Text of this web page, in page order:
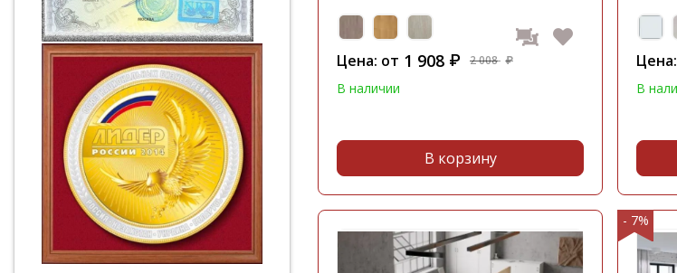
Цена: от 1 908 ₽ 2 008 ₽
В наличии
В корзину
В
- 7%